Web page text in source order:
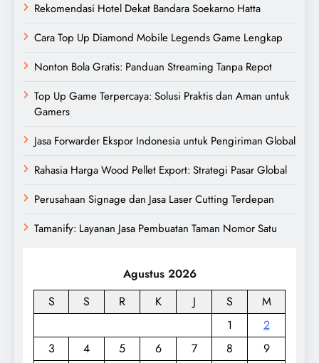
Rekomendasi Hotel Dekat Bandara Soekarno Hatta
Cara Top Up Diamond Mobile Legends Game Lengkap
Nonton Bola Gratis: Panduan Streaming Tanpa Repot
Top Up Game Terpercaya: Solusi Praktis dan Aman untuk
Gamers
Jasa Forwarder Ekspor Indonesia untuk Pengiriman Global
Rahasia Harga Wood Pellet Export: Strategi Pasar Global
Perusahaan Signage dan Jasa Laser Cutting Terdepan
Tamanify: Layanan Jasa Pembuatan Taman Nomor Satu
Agustus 2026
S
S R K J S
M
1
2
3
4 5 6 7 8
9